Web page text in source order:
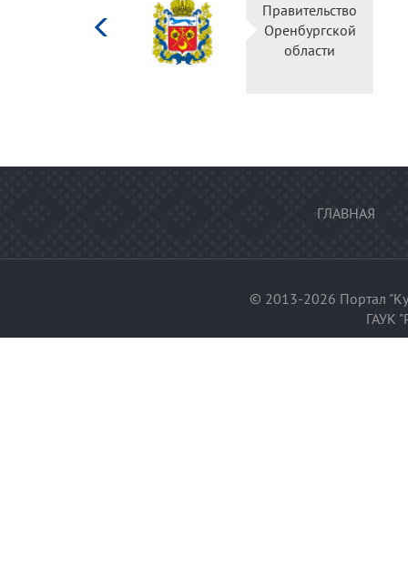
Правительство
Оренбургской
области
ГЛАВНАЯ
© 2013-2026 Портал
ГАУК